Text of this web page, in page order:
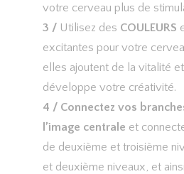
votre cerveau plus de
3 / Utilisez des COULEURS
excitantes pour votre
elles ajoutent de la vitalité
développe votre créativité.
4 / Connectez vos
l’image centrale et
de deuxième et troisième
et deuxième niveaux, et